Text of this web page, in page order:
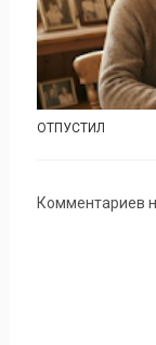
ОТПУСТИЛ
Комментариев